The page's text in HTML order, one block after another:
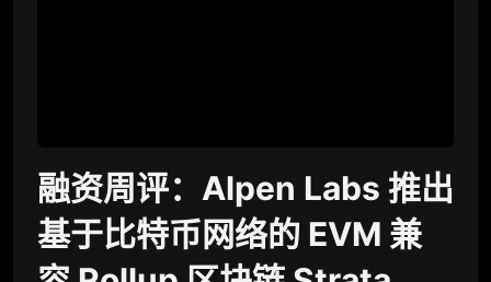
融资周评：Alpen Labs 推出
基于比特币网络的 EVM 兼